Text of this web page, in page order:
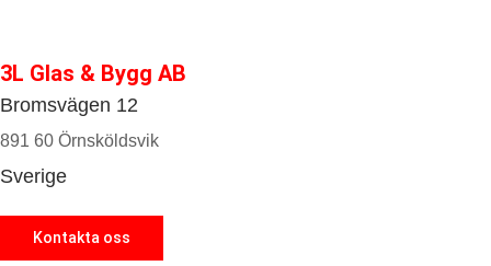
3L Glas & Bygg AB
Bromsvägen 12
891 60 Örnsköldsvik
Sverige
Kontakta oss